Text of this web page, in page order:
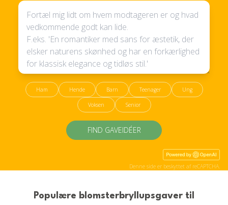
Ham Hende Barn Teenager Ung
Voksen Senior
FIND GAVEIDÉER
Denne side er beskyttet af reCAPTCHA.
Populære blomsterbryllupsgaver til